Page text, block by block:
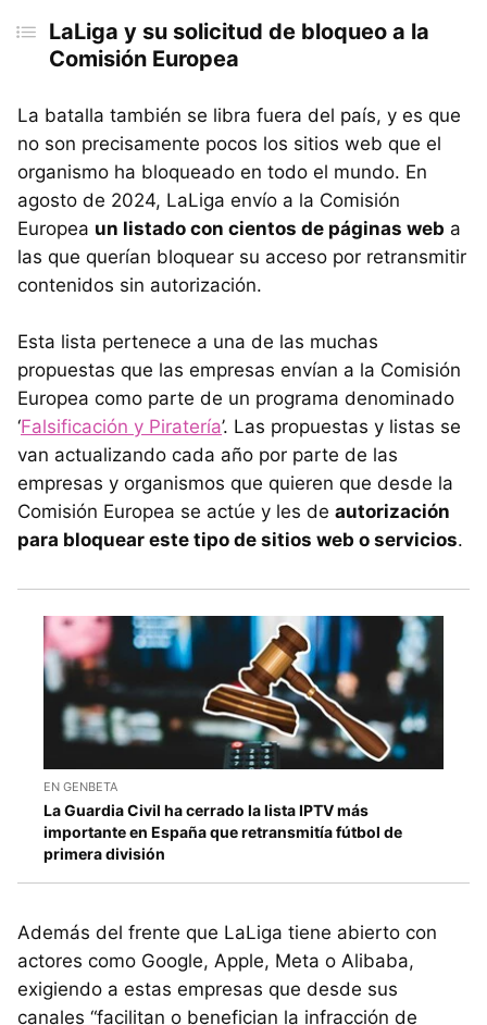
PirloTV y todos sus dominios alternativos
Roja Directa y todos sus dominios alternativos
Tarjeta Roja TV y todos sus dominios alternativos
Hesgoal y todos sus dominios alternativos
Footybite y todos sus dominios alternativos
Servicios adicionales
LaLiga y su solicitud de bloqueo a la
Comisión Europea
La batalla también se libra fuera del país, y es que
no son precisamente pocos los sitios web que el
organismo ha bloqueado en todo el mundo. En
agosto de 2024, LaLiga envío a la Comisión
Europea un listado con cientos de páginas web a
las que querían bloquear su acceso por retransmitir
contenidos sin autorización.
Esta lista pertenece a una de las muchas
propuestas que las empresas envían a la Comisión
Europea como parte de un programa denominado
‘Falsificación y Piratería’. Las propuestas y listas se
van actualizando cada año por parte de las
empresas y organismos que quieren que desde la
Comisión Europea se actúe y les de autorización
para bloquear este tipo de sitios web o servicios.
EN GENBETA
La Guardia Civil ha cerrado la lista IPTV más
importante en España que retransmitía fútbol de
primera división
Además del frente que LaLiga tiene abierto con
actores como Google, Apple, Meta o Alibaba,
exigiendo a estas empresas que desde sus
canales “facilitan o benefician la infracción de